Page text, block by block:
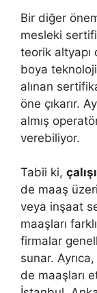
Bir diğer
mesleki
teorik altyapı
boya
alınan
öne çıkarır.
almış
verebiliyor.
Tabii ki,
de maaş
veya inşaat
maaşları
firmalar
sunar.
de maaşları